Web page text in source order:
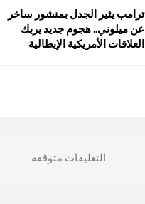
ترامب يثير الجدل بمنشور ساخر
عن ميلوني.. هجوم جديد يربك
العلاقات الأمريكية الإيطالية
التعليقات متوقفه